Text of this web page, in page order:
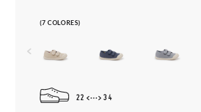
(7 COLORES)
22 34